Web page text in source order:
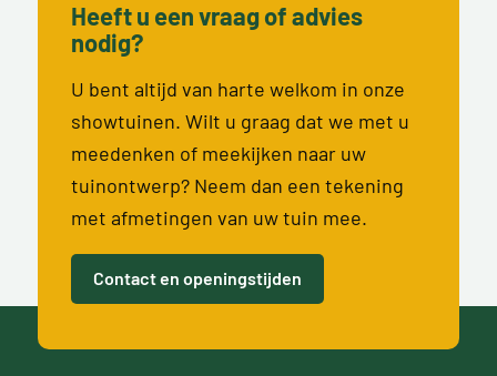
Heeft u een vraag of advies
nodig?
U bent altijd van harte welkom in onze
showtuinen. Wilt u graag dat we met u
meedenken of meekijken naar uw
tuinontwerp? Neem dan een tekening
met afmetingen van uw tuin mee.
Contact en openingstijden